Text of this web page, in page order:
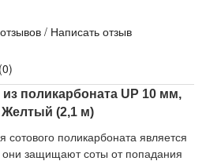
/ Написать отзыв
поликарбоната UP 10 мм,
Желтый (2,1 м)
поликарбоната является
они защищают соты от попадания